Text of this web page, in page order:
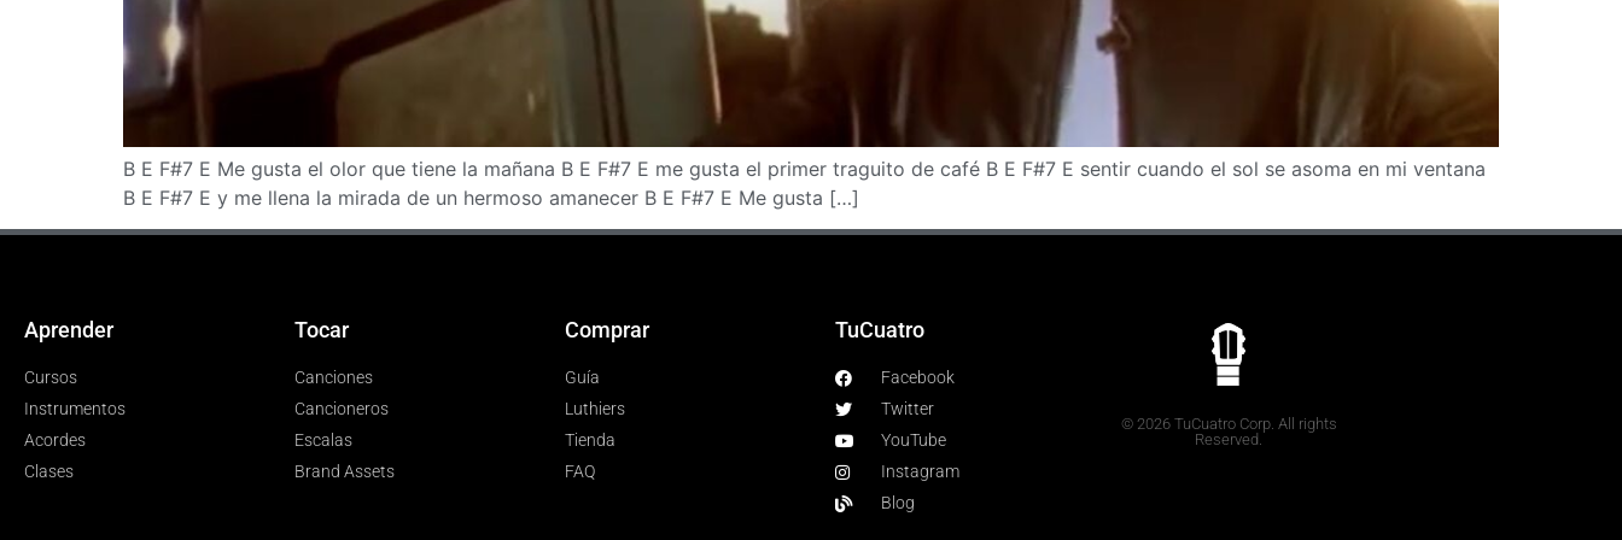
B E F#7 E Me gusta el olor que tiene la mañana B E F#7 E me gusta el primer traguito de café B E F#7 E sentir cuando el sol se asoma en mi ventana
B E F#7 E y me llena la mirada de un hermoso amanecer B E F#7 E Me gusta […]
Aprender
Cursos
Instrumentos
Acordes
Clases
Tocar
Canciones
Cancioneros
Escalas
Brand Assets
Comprar
Guía
Luthiers
Tienda
FAQ
TuCuatro
Facebook
Twitter
YouTube
Instagram
Blog
© 2026 TuCuatro Corp. All rights
Reserved.